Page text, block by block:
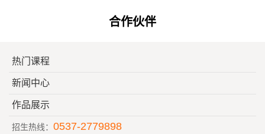
合作伙伴
热门课程
新闻中心
作品展示
招生热线： 0537-2779898